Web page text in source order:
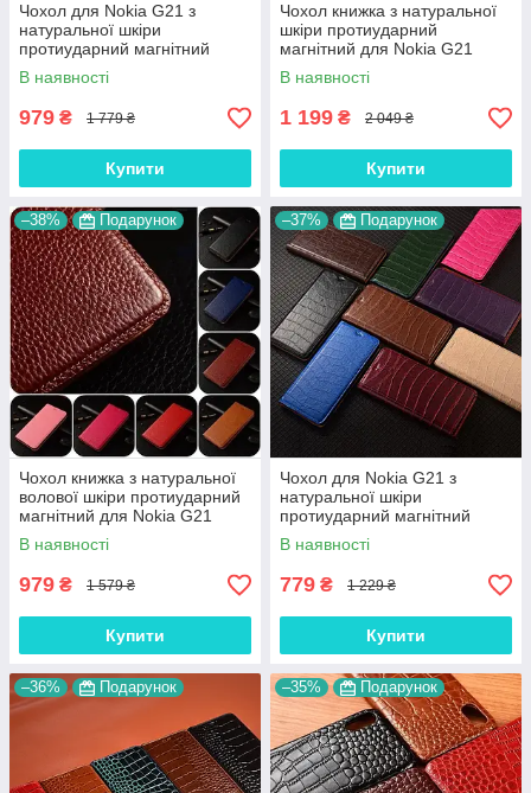
Чохол для Nokia G21 з
натуральної шкіри
протиударний магнітний
книжка з підставкою
"CROCOHEAD"
В наявності
979 ₴ 1 779 ₴
Купити
Чохол книжка з натуральної
шкіри протиударний
магнітний для Nokia G21
"JACOSA"
В наявності
1 199 ₴ 2 049 ₴
Купити
–38% Подарунок
Чохол книжка з натуральної
волової шкіри протиударний
магнітний для Nokia G21
"BULL"
В наявності
979 ₴ 1 579 ₴
Купити
–37% Подарунок
Чохол для Nokia G21 з
натуральної шкіри
протиударний магнітний
книжка з підставкою "LUXOR"
В наявності
779 ₴ 1 229 ₴
Купити
–36% Подарунок –35% Подарунок